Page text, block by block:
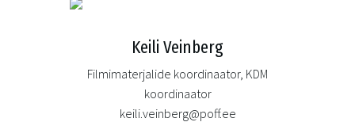
Keili Veinberg
Filmimaterjalide koordinaator, KDM
koordinaator
keili.veinberg@poff.ee